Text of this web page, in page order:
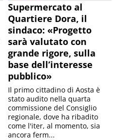
Supermercato al
Quartiere Dora, il
sindaco: «Progetto
sarà valutato con
grande rigore, sulla
base dell’interesse
pubblico»
Il primo cittadino di Aosta è
stato audito nella quarta
commissione del Consiglio
regionale, dove ha ribadito
come l'iter, al momento, sia
ancora ferm...